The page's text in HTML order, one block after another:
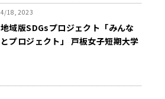
4/18, 2023
地域版SDGsプロジェクト「みんな
とプロジェクト」 戸板女子短期大学